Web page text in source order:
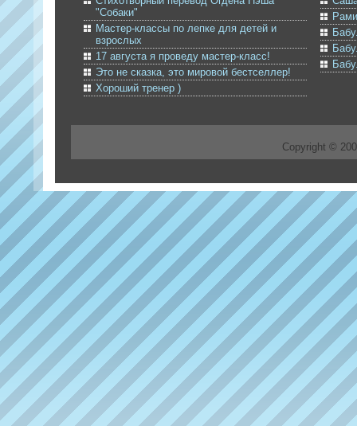
"Собаки"
Мастер-классы по лепке для детей и
взрослых
17 августа я проведу мастер-класс!
Это не сказка, это мировой бестселлер!
Хороший тренер )
Copyright ©